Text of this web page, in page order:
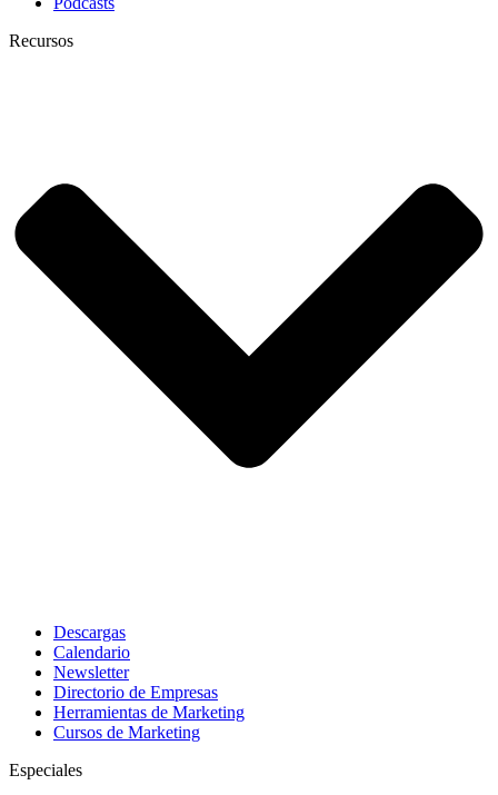
Recursos
Descargas
Calendario
Newsletter
Directorio de Empresas
Herramientas de Marketing
Cursos de Marketing
Especiales